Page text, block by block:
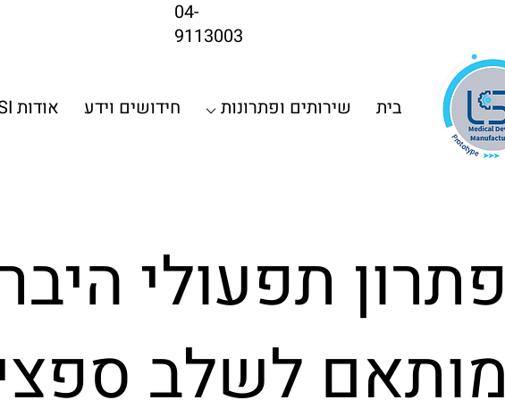
04-
9113003
בית שירותים ופתרונות ⌵ חידושים וידע אודות LSI
פתרון תפעולי
מותאם לשלב